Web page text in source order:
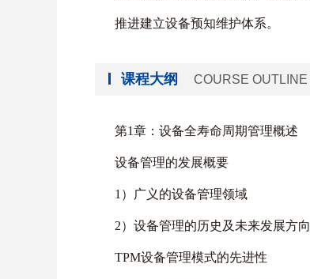
推进建立设备预知维护体系。
课程大纲 COURSE OUTLINE
第1章：设备全寿命周期管理概述
设备管理的发展概要
1）广义的设备管理领域
2）设备管理的历史及未来发展方向
TPM设备管理模式的先进性